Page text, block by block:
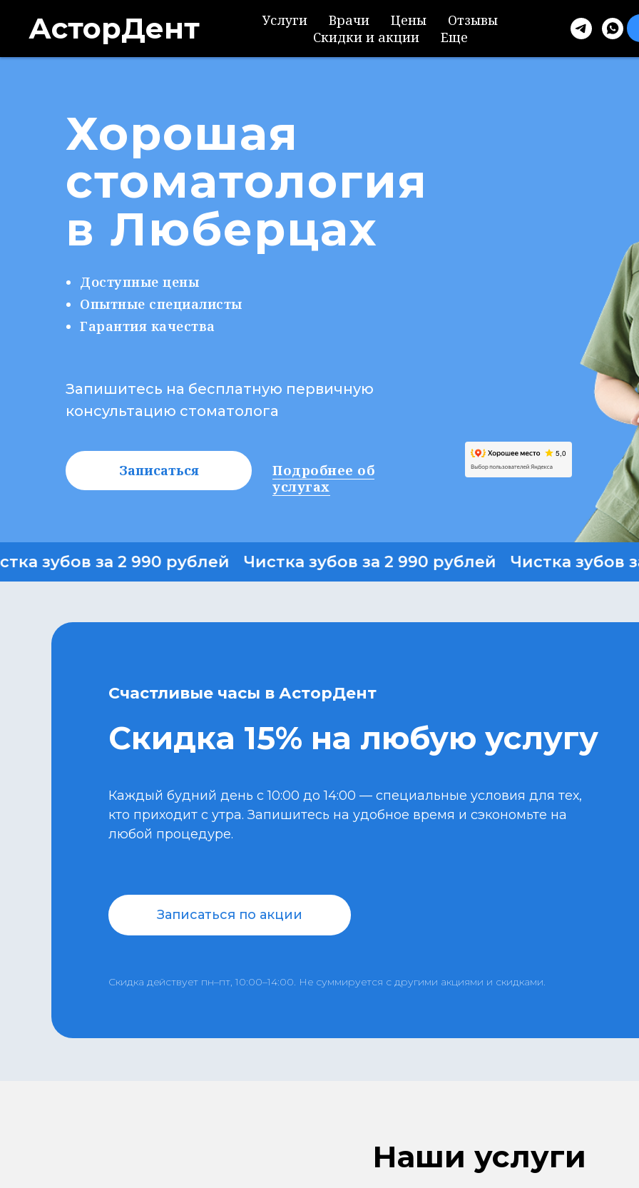
АсторДент Услуги Врачи Цены
Отзывы
Скидки и акции
Еще
Хорошая
стоматология
в Люберцах
Доступные цены
Опытные специалисты
Гарантия качества
Записаться
Подробнее об
услугах
Запишитесь на бесплатную первичную
консультацию стоматолога
за 2 990 рублей Чистка зубов за 2 990 рублей Чистка зубов за 2
Скидка 15% на любую услугу
Счастливые часы в АсторДент
Скидка действует пн–пт, 10:00–14:00. Не суммируется с другими акциями и скидками.
Каждый будний день с 10:00 до 14:00 — специальные условия для тех,
кто приходит с утра. Запишитесь на удобное время и сэкономьте на
любой процедуре.
Записаться по акции
Наши услуги